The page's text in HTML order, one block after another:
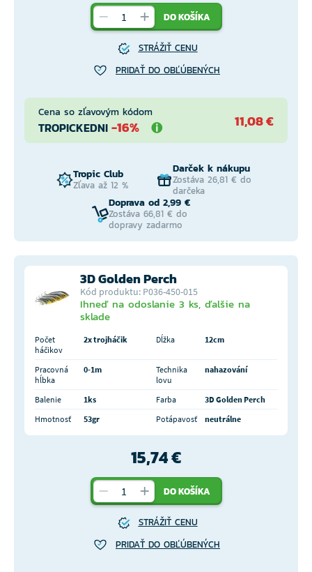
DO KOŠÍKA
STRÁŽIŤ CENU
PRIDAŤ DO OBĽÚBENÝCH
Cena so zľavovým kódom
TROPICKEDNI -16% 11,08 €
Tropic Club
Zľava až 12 %
Darček k nákupu
Zostáva 26,81 € do
darčeka
Doprava od 2,99 €
Zostáva 66,81 € do
dopravy zadarmo
3D Golden Perch
Kód produktu: P036-450-015
Ihneď na odoslanie 3 ks, ďalšie na
sklade
Počet
háčikov
2x trojháčik Dĺžka 12cm
Pracovná
hĺbka
0-1m
Technika
lovu
nahazování
Balenie 1ks Farba
3D Golden Perch
Hmotnosť
53gr Potápavosť neutrálne
15,74 €
DO KOŠÍKA
STRÁŽIŤ CENU
PRIDAŤ DO OBĽÚBENÝCH